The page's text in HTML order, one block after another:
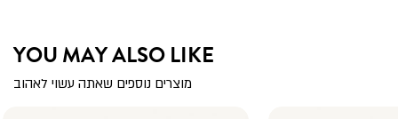
YOU MAY ALSO LIKE
מוצרים נוספים שאתה עשוי לאהוב